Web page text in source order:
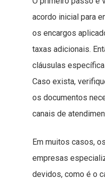
acordo inicial para
os encargos
taxas adicionais.
cláusulas
Caso exista,
os documentos
canais de
Em muitos casos,
empresas
devidos, como é o